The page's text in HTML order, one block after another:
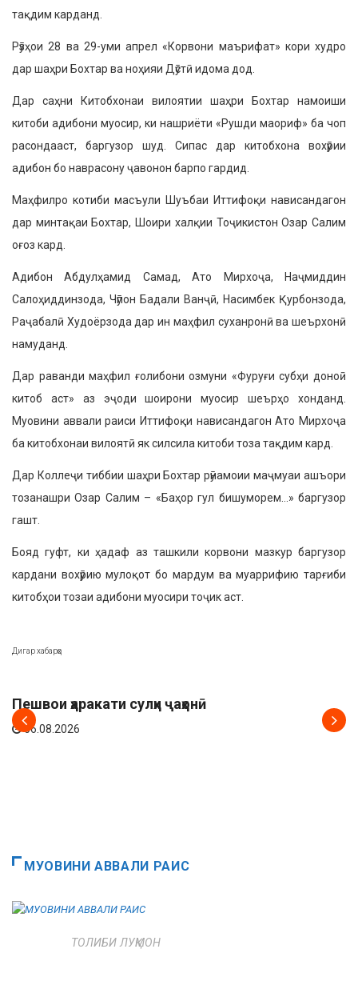
тақдим карданд.
Рӯзҳои 28 ва 29-уми апрел «Корвони маъри­фат» кори худро
дар шаҳри Бохтар ва ноҳияи Дӯстӣ идома дод.
Дар саҳни Китобхонаи вилоятии шаҳри Бохтар намоиши
китоби адибони муосир, ки нашриёти «Рушди маориф» ба чоп
расондааст, баргузор шуд. Сипас дар китобхона вохӯрии
адибон бо наврасону ҷавонон барпо гардид.
Маҳфилро котиби масъули Шуъбаи Итти­фоқи нависандагон
дар минтақаи Бохтар, Шоири халқии Тоҷикистон Озар Салим
оғоз кард.
Адибон Абдулҳамид Самад, Ато Мирхоҷа, Наҷмиддин
Салоҳиддинзода, Чӯпон Бадали Ванҷӣ, Насимбек Қурбонзода,
Раҷабалӣ Худоёр­зода дар ин маҳфил суханронӣ ва шеърхонӣ
намуданд.
Дар раванди маҳфил ғолибони озмуни «Фу­руғи субҳи доноӣ
китоб аст» аз эҷоди шоирони муосир шеърҳо хонданд.
Муовини аввали раиси Иттифоқи нависандагон Ато Мирхоҷа
ба китобхо­наи вилоятӣ як силсила китоби тоза тақдим кард.
Дар Коллеҷи тиббии шаҳри Бохтар рӯнамо­ии маҷмуаи ашъори
тозанашри Озар Салим – «Баҳор гул бишуморем…» баргузор
гашт.
Бояд гуфт, ки ҳадаф аз ташкили корвони мазкур баргузор
кардани вохӯрию мулоқот бо мардум ва муаррифию тарғиби
китобҳои тозаи адибони муосири тоҷик аст.
Дигар хабарҳо
Пешвои ҳаракати сулҳи ҷаҳонӣ
06.08.2026
МУОВИНИ АВВАЛИ РАИС
ТОЛИБИ ЛУҚМОН